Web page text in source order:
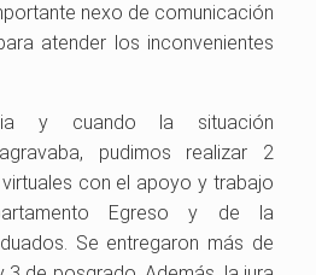
nexo de comunicación
atender los inconvenientes
y cuando la situación
pudimos realizar 2
con el apoyo y trabajo
Egreso y de la
Se entregaron más de